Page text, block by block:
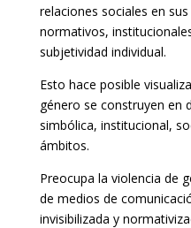
relaciones sociales en
normativos,
subjetividad individual.
Esto hace posible
género se construyen en
simbólica, institucional,
ámbitos.
Preocupa la violencia de
de medios de
invisibilizada y